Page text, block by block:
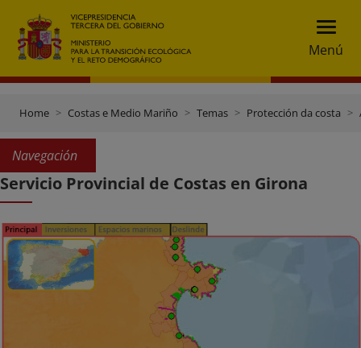
Menú
Home Costas e Medio Mariño Temas Protección da costa
Navegación
Servicio Provincial de Costas en Girona